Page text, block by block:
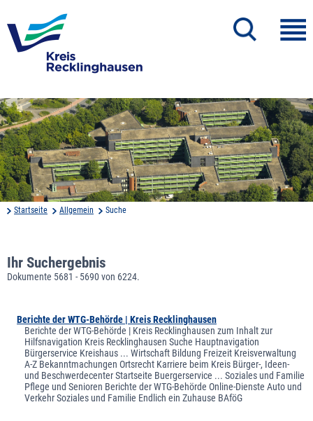
Startseite Allgemein Suche
Ihr Suchergebnis
Dokumente 5681 - 5690 von 6224.
Berichte der WTG-Behörde | Kreis Recklinghausen
Berichte der WTG-Behörde | Kreis Recklinghausen zum Inhalt zur
Hilfsnavigation Kreis Recklinghausen Suche Hauptnavigation
Bürgerservice Kreishaus ... Wirtschaft Bildung Freizeit Kreisverwaltung
A-Z Bekanntmachungen Ortsrecht Karriere beim Kreis Bürger-, Ideen-
und Beschwerdecenter Startseite Buergerservice ... Soziales und Familie
Pflege und Senioren Berichte der WTG-Behörde Online-Dienste Auto und
Verkehr Soziales und Familie Endlich ein Zuhause BAföG